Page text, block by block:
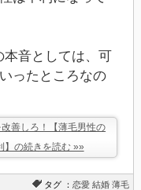
音としては、可
ったところなの
善しろ！【薄毛男性の
】の続きを読む »»
タグ ：恋愛 結婚 薄毛